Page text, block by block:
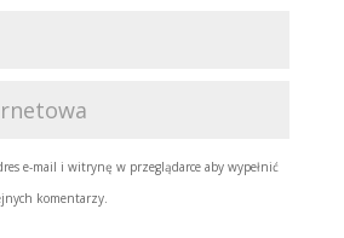
e-mail i witrynę w przeglądarce aby wypełnić
komentarzy.